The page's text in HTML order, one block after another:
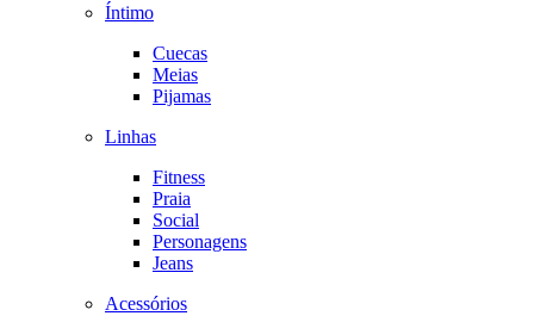
Íntimo
Cuecas
Meias
Pijamas
Linhas
Fitness
Praia
Social
Personagens
Jeans
Acessórios